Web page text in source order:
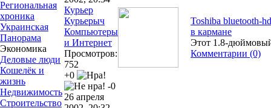
Региональная
хроника
Украинская
Панорама
Экономика
Деловые люди
Кошелёк и
жизнь
Недвижимость
Строительство
Курьер
Курьерыч
Компьютеры
и Интернет
Просмотров:
752
+0
-0
Toshiba bluetooth-
в кармане
Этот 1.8-
Комментарии (0)
26 апреля